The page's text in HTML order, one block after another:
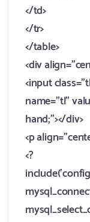
</td>
</tr>
</table>
<div
<input
name="tl"
hand;"></div>
<p
<?